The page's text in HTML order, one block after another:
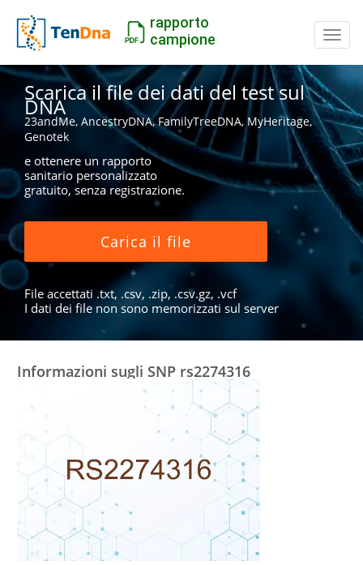
rapporto
campione
Scarica il file dei dati del test sul
DNA
23andMe, AncestryDNA, FamilyTreeDNA, MyHeritage,
Genotek
e ottenere un rapporto
sanitario personalizzato
gratuito, senza registrazione.
Carica il file
File accettati .txt, .csv, .zip, .csv.gz, .vcf
I dati dei file non sono memorizzati sul server
Informazioni sugli SNP rs2274316